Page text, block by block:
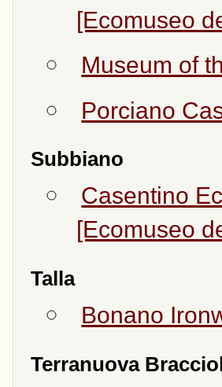
[Ecomuseo
Museum of
Porciano
Subbiano
Casentino
[Ecomuseo
Talla
Bonano
Terranuova